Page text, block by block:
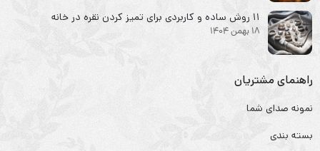
۱۱ روش ساده و کاربردی برای تمیز کردن نقره در خانه
18 بهمن 1404
راهنمای مشتریان
نمونه صدای شما
بسته بندی